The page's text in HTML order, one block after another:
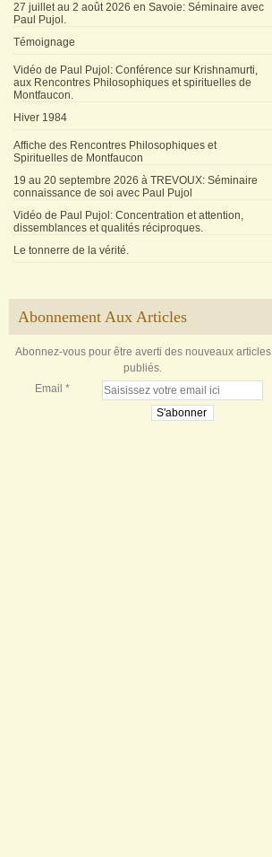
27 juillet au 2 août 2026 en Savoie: Séminaire avec
Paul Pujol.
Témoignage
Vidéo de Paul Pujol: Conférence sur Krishnamurti,
aux Rencontres Philosophiques et spirituelles de
Montfaucon.
Hiver 1984
Affiche des Rencontres Philosophiques et
Spirituelles de Montfaucon
19 au 20 septembre 2026 à TREVOUX: Séminaire
connaissance de soi avec Paul Pujol
Vidéo de Paul Pujol: Concentration et attention,
dissemblances et qualités réciproques.
Le tonnerre de la vérité.
Abonnement Aux Articles
Abonnez-vous pour être averti des nouveaux articles
publiés.
Email